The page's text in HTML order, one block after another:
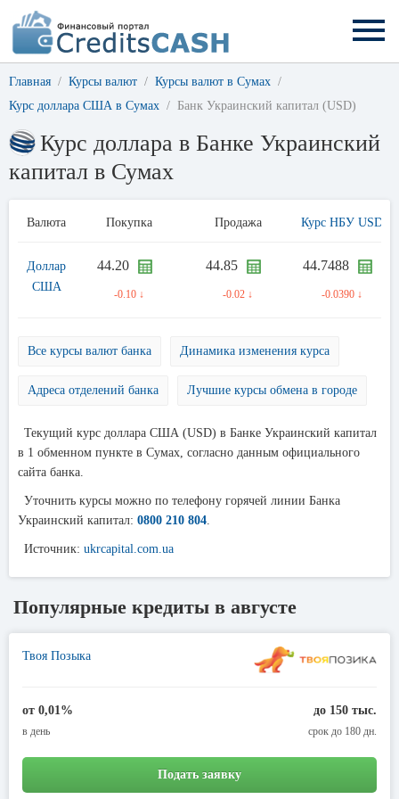
Главная Курсы валют
Курсы валют в Сумах
Курс доллара США в Сумах
Банк Украинский капитал (USD)
Курс доллара в Банке Украинский
капитал в Сумах
Валюта Покупка Продажа Курс НБУ USD
Доллар
США
44.20
-0.10 ↓
44.85
-0.02 ↓
44.7488
-0.0390 ↓
Все курсы валют банка Динамика изменения курса
Адреса отделений банка Лучшие курсы обмена в городе
Текущий курс доллара США (USD) в Банке Украинский капитал
в 1 обменном пункте в Сумах, согласно данным официального
сайта банка.
Уточнить курсы можно по телефону горячей линии Банка
Украинский капитал: 0800 210 804.
Источник: ukrcapital.com.ua
Популярные кредиты в августе
Твоя Позыка
от 0,01%
в день
до 150 тыс.
срок до 180 дн.
Подать заявку